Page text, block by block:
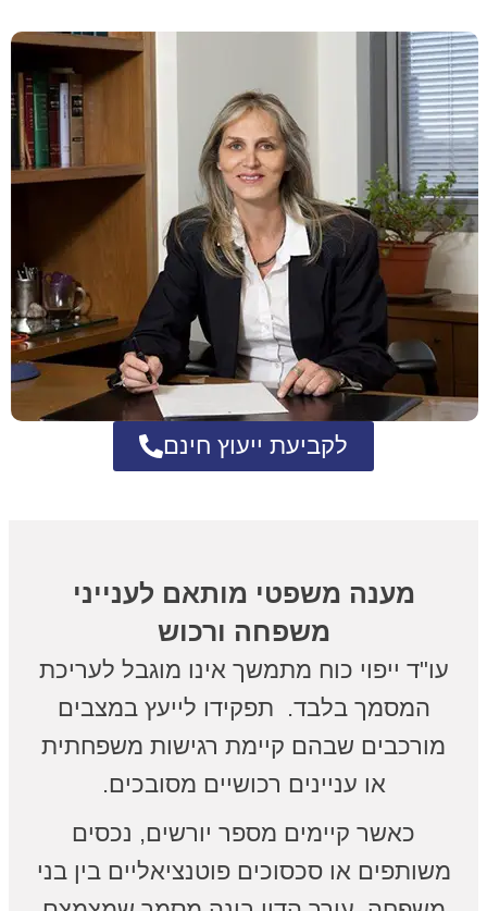
לקביעת ייעוץ חינם
מענה משפטי מותאם לענייני
משפחה ורכוש
עו"ד ייפוי כוח מתמשך אינו מוגבל לעריכת
המסמך בלבד. תפקידו לייעץ במצבים
מורכבים שבהם קיימת רגישות משפחתית
או עניינים רכושיים מסובכים.
כאשר קיימים מספר יורשים, נכסים
משותפים או סכסוכים פוטנציאליים בין בני